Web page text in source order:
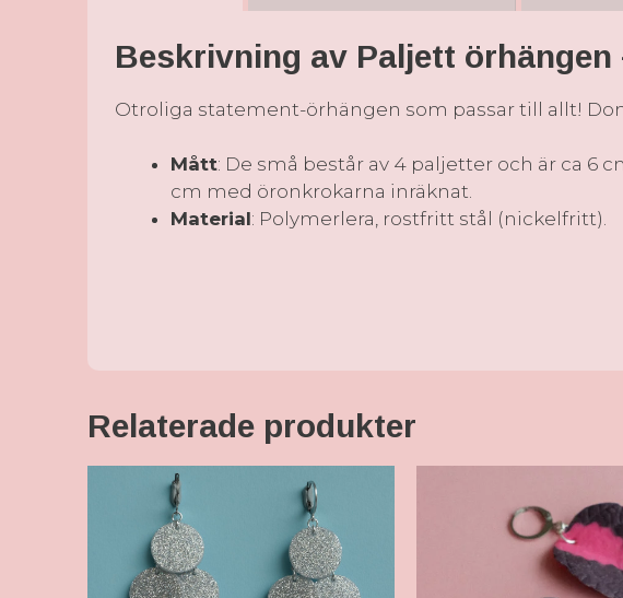
Beskrivning av Paljett örhängen
Otroliga statement-örhängen som passar till allt!
Mått: De små består av 4 paljetter och är ca 6
cm med öronkrokarna inräknat.
Material: Polymerlera, rostfritt stål (nickelfritt).
Relaterade produkter